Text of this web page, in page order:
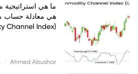
هي معادلة حساب
(Commodity Channel Index)؟
Ahmed Abushar